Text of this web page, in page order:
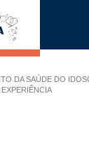
DA SAÚDE DO